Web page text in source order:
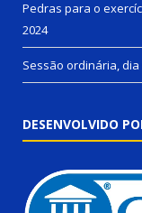
Pedras para o
2024
Sessão ordinária, dia
DESENVOLVIDO